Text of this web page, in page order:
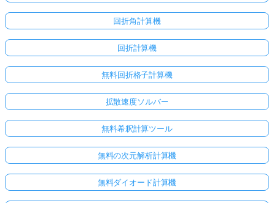
回折角計算機
回折計算機
無料回折格子計算機
拡散速度ソルバー
無料希釈計算ツール
無料の次元解析計算機
無料ダイオード計算機